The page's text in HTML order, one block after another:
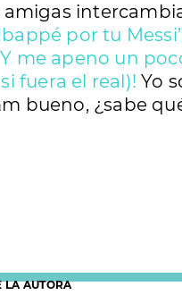
por tu
me apeno un
fuera el real)! Yo
bueno, ¿sabe
LA AUTORA